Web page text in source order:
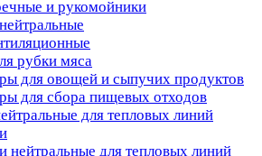
и рукомойники
рубки мяса
для овощей и сыпучих продуктов
для сбора пищевых отходов
для тепловых линий
нейтральные для тепловых линий